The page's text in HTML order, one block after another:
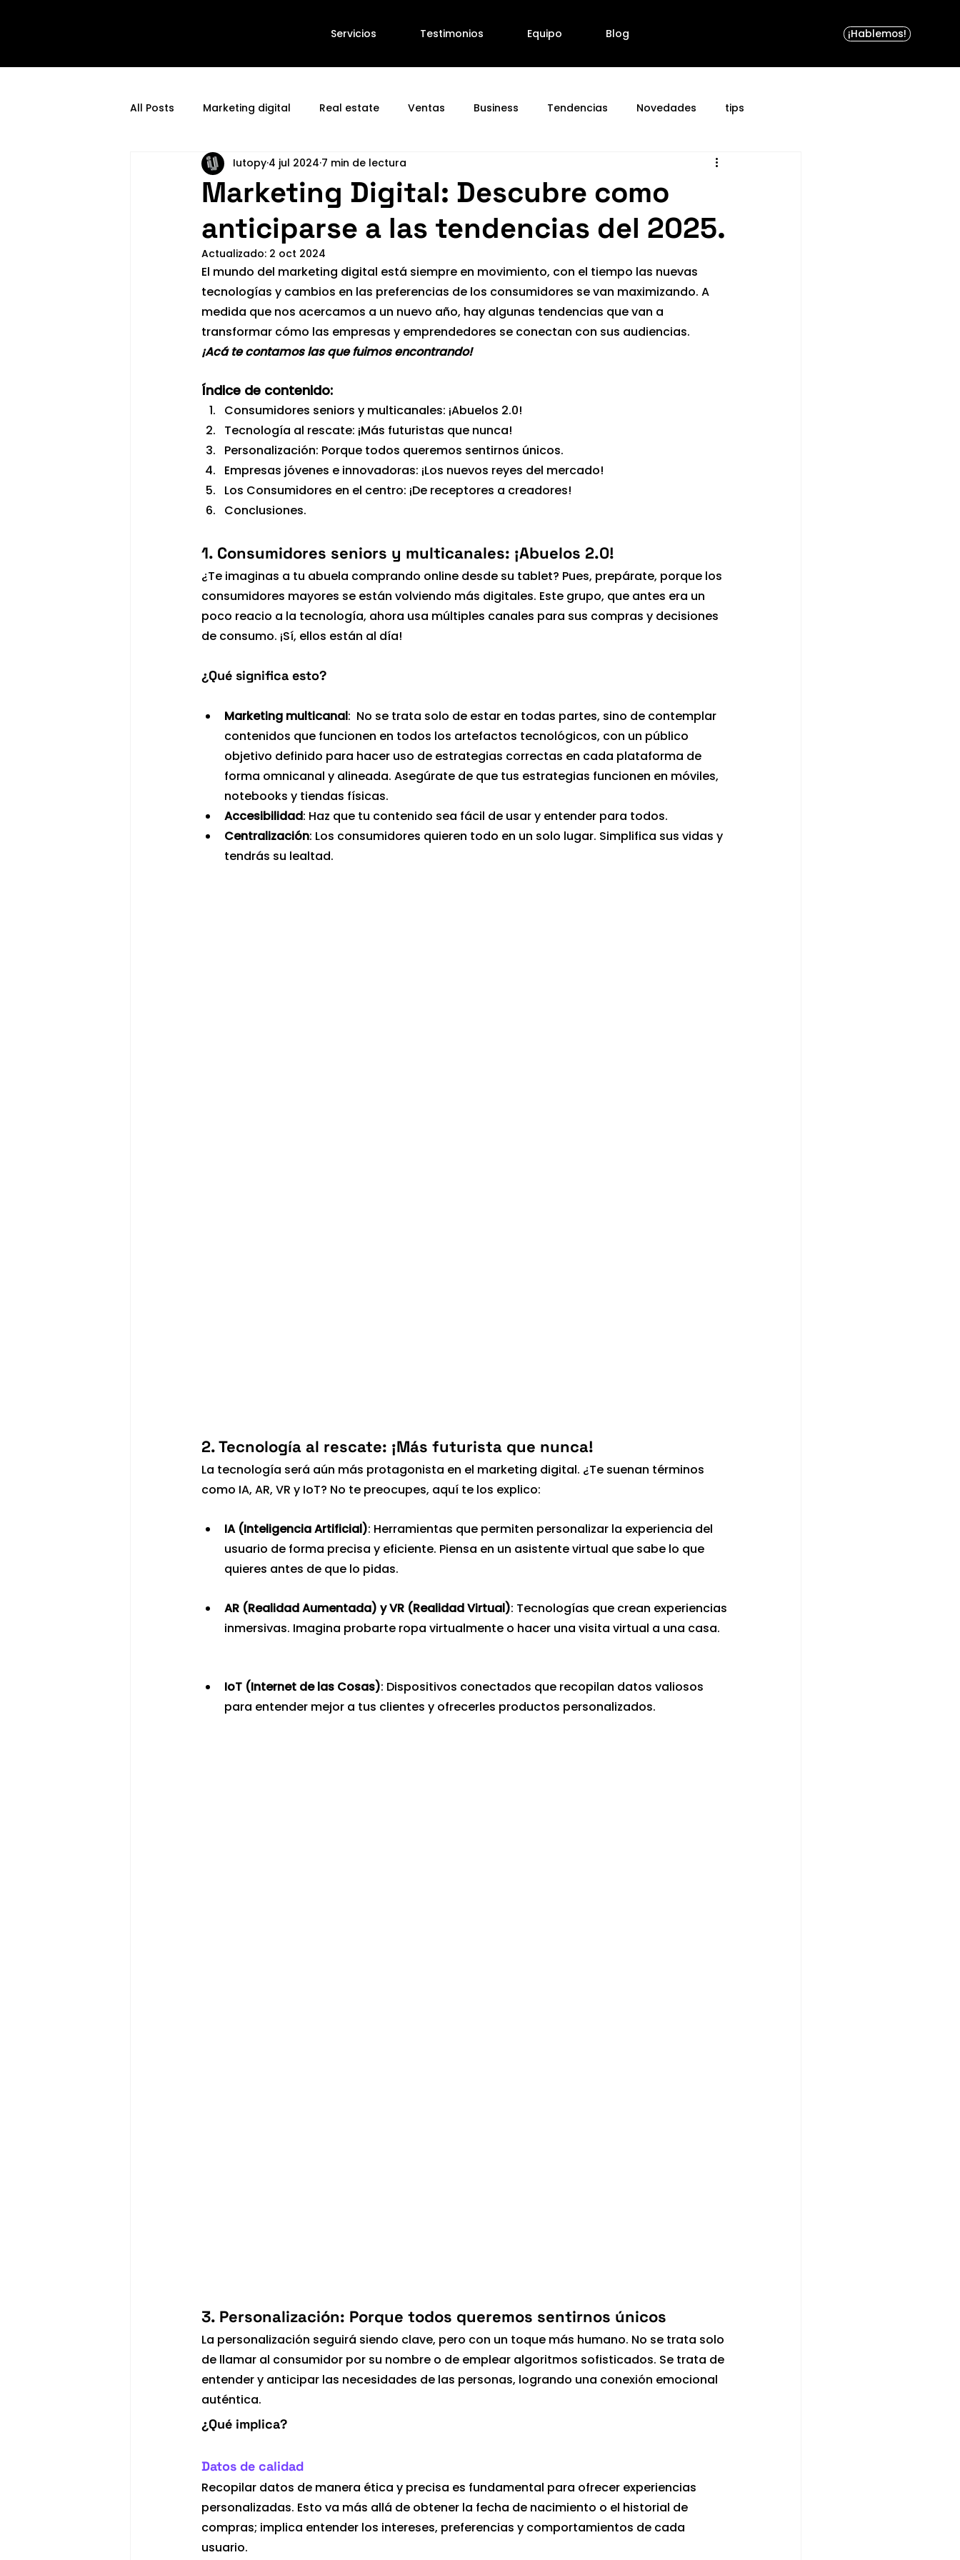
All Posts Marketing digital Real estate Ventas Business Tendencias Novedades tips
Marketing Digital: Descubre como
anticiparse a las tendencias del 2025.
Iutopy 4 jul 2024 7 min de lectura
Actualizado: 2 oct 2024
El mundo del marketing digital está siempre en movimiento, con el tiempo las nuevas
tecnologías y cambios en las preferencias de los consumidores se van maximizando. A
medida que nos acercamos a un nuevo año, hay algunas tendencias que van a
transformar cómo las empresas y emprendedores se conectan con sus audiencias.
¡Acá te contamos las que fuimos encontrando!
Índice de contenido:
Consumidores seniors y multicanales: ¡Abuelos 2.0!
Tecnología al rescate: ¡Más futuristas que nunca!
Personalización: Porque todos queremos sentirnos únicos.
Empresas jóvenes e innovadoras: ¡Los nuevos reyes del mercado!
Los Consumidores en el centro: ¡De receptores a creadores!
Conclusiones.
1. Consumidores seniors y multicanales: ¡Abuelos 2.0!
¿Te imaginas a tu abuela comprando online desde su tablet? Pues, prepárate, porque los
consumidores mayores se están volviendo más digitales. Este grupo, que antes era un
poco reacio a la tecnología, ahora usa múltiples canales para sus compras y decisiones
de consumo. ¡Sí, ellos están al día!
¿Qué significa esto?
Marketing multicanal:  No se trata solo de estar en todas partes, sino de contemplar
contenidos que funcionen en todos los artefactos tecnológicos, con un público
objetivo definido para hacer uso de estrategias correctas en cada plataforma de
forma omnicanal y alineada. Asegúrate de que tus estrategias funcionen en móviles,
notebooks y tiendas físicas.
Accesibilidad: Haz que tu contenido sea fácil de usar y entender para todos.
Centralización: Los consumidores quieren todo en un solo lugar. Simplifica sus vidas y
tendrás su lealtad.
2. Tecnología al rescate: ¡Más futurista que nunca!
La tecnología será aún más protagonista en el marketing digital. ¿Te suenan términos
como IA, AR, VR y IoT? No te preocupes, aquí te los explico:
IA (Inteligencia Artificial): Herramientas que permiten personalizar la experiencia del
usuario de forma precisa y eficiente. Piensa en un asistente virtual que sabe lo que
quieres antes de que lo pidas.
AR (Realidad Aumentada) y VR (Realidad Virtual): Tecnologías que crean experiencias
inmersivas. Imagina probarte ropa virtualmente o hacer una visita virtual a una casa.
IoT (Internet de las Cosas): Dispositivos conectados que recopilan datos valiosos
para entender mejor a tus clientes y ofrecerles productos personalizados.
3. Personalización: Porque todos queremos sentirnos únicos
La personalización seguirá siendo clave, pero con un toque más humano. No se trata solo
de llamar al consumidor por su nombre o de emplear algoritmos sofisticados. Se trata de
entender y anticipar las necesidades de las personas, logrando una conexión emocional
auténtica.
¿Qué implica?
Datos de calidad
Recopilar datos de manera ética y precisa es fundamental para ofrecer experiencias
personalizadas. Esto va más allá de obtener la fecha de nacimiento o el historial de
compras; implica entender los intereses, preferencias y comportamientos de cada
usuario.
Servicios Testimonios Equipo Blog ¡Hablemos!